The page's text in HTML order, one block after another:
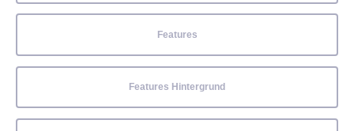
Features
Features Hintergrund